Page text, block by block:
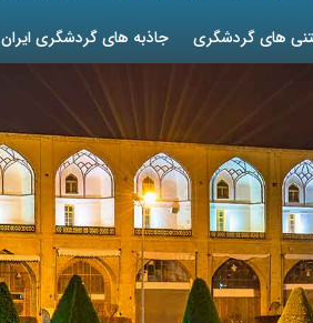
های گردشگری جاذبه های گردشگری ایران